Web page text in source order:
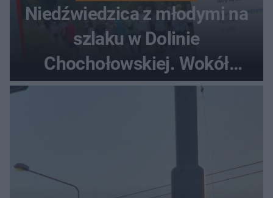
Niedźwiedzica z młodymi na
szlaku w Dolinie
Chochołowskiej. Wokół
turyści!